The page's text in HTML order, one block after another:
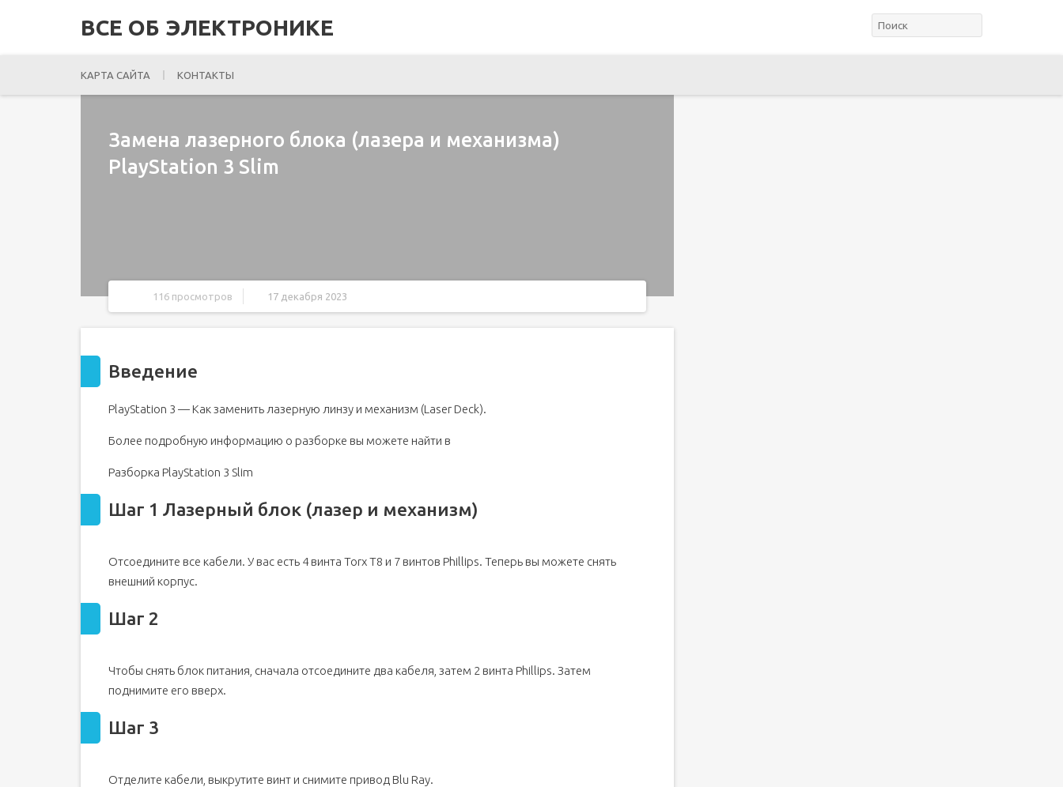
ВСЕ ОБ ЭЛЕКТРОНИКЕ
КАРТА САЙТА КОНТАКТЫ
Замена лазерного блока (лазера и механизма)
PlayStation 3 Slim
116 просмотров 17 декабря 2023
Введение
PlayStation 3 — Как заменить лазерную линзу и механизм (Laser Deck).
Более подробную информацию о разборке вы можете найти в
Разборка PlayStation 3 Slim
Шаг 1 Лазерный блок (лазер и механизм)
Отсоедините все кабели. У вас есть 4 винта Torx T8 и 7 винтов Phillips. Теперь вы можете снять
внешний корпус.
Шаг 2
Чтобы снять блок питания, сначала отсоедините два кабеля, затем 2 винта Phillips. Затем
поднимите его вверх.
Шаг 3
Отделите кабели, выкрутите винт и снимите привод Blu Ray.